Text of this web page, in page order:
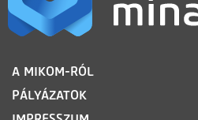
LÁBLÉC
A MIKOM-RÓL
PÁLYÁZATOK